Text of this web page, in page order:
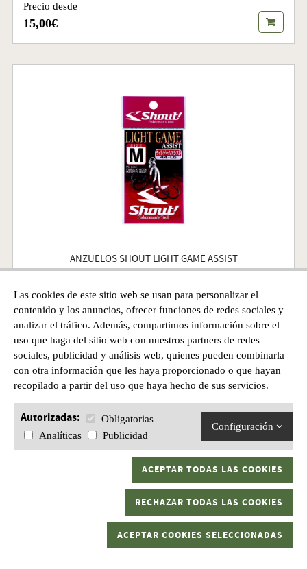
Las cookies de este sitio web se usan para personalizar el
contenido y los anuncios, ofrecer funciones de redes sociales y
analizar el tráfico. Además, compartimos información sobre el
uso que haga del sitio web con nuestros partners de redes
sociales, publicidad y análisis web, quienes pueden combinarla
con otra información que les haya proporcionado o que hayan
recopilado a partir del uso que haya hecho de sus servicios.
Autorizadas:
Obligatorias
Analíticas
Publicidad
Configuración
ACEPTAR TODAS LAS COOKIES
RECHAZAR TODAS LAS COOKIES
ACEPTAR COOKIES SELECCIONADAS
Precio desde
15,00€
ANZUELOS SHOUT LIGHT GAME ASSIST
Precio desde
8,40€